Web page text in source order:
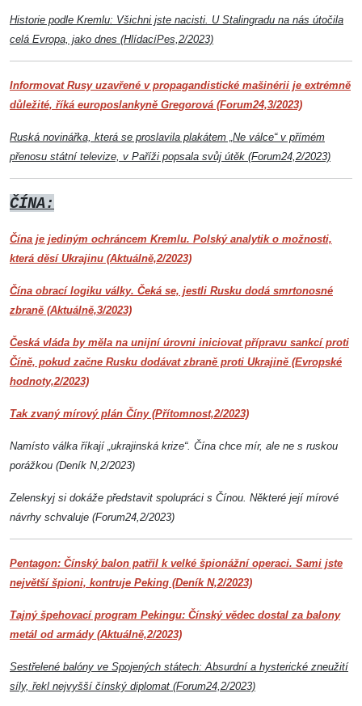
Historie podle Kremlu: Všichni jste nacisti. U Stalingradu na nás útočila
celá Evropa, jako dnes (HlídacíPes,2/2023)
Informovat Rusy uzavřené v propagandistické mašinérii je extrémně
důležité, říká europoslankyně Gregorová (Forum24,3/2023)
Ruská novinářka, která se proslavila plakátem „Ne válce“ v přímém
přenosu státní televize, v Paříži popsala svůj útěk (Forum24,2/2023)
ČÍNA:
Čína je jediným ochráncem Kremlu. Polský analytik o možnosti,
která děsí Ukrajinu (Aktuálně,2/2023)
Čína obrací logiku války. Čeká se, jestli Rusku dodá smrtonosné
zbraně (Aktuálně,3/2023)
Česká vláda by měla na unijní úrovni iniciovat přípravu sankcí proti
Číně, pokud začne Rusku dodávat zbraně proti Ukrajině (Evropské
hodnoty,2/2023)
Tak zvaný mírový plán Číny (Přítomnost,2/2023)
Namísto válka říkají „ukrajinská krize“. Čína chce mír, ale ne s ruskou
porážkou (Deník N,2/2023)
Zelenskyj si dokáže představit spolupráci s Čínou. Některé její mírové
návrhy schvaluje (Forum24,2/2023)
Pentagon: Čínský balon patřil k velké špionážní operaci. Sami jste
největší špioni, kontruje Peking (Deník N,2/2023)
Tajný špehovací program Pekingu: Čínský vědec dostal za balony
metál od armády (Aktuálně,2/2023)
Sestřelené balóny ve Spojených státech: Absurdní a hysterické zneužití
síly, řekl nejvyšší čínský diplomat (Forum24,2/2023)